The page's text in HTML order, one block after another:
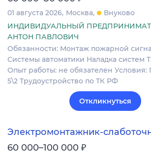
01 августа 2026 Москва
Внуково
ИНДИВИДУАЛЬНЫЙ
АНТОН ПАВЛОВИЧ
Обязанности: Монтаж пожарной
Системы автоматики Наладка систем
Опыт работы: не обязателен Условия:
5\2 Трудоустройство по ТК РФ
Откликнуться
Электромонтажник-
60 000–100 000 ₽